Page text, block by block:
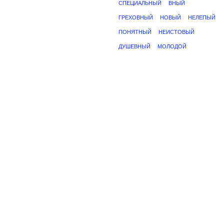
СПЕЦИАЛЬНЫЙ ВНЫЙ
ГРЕХОВНЫЙ НОВЫЙ НЕЛЕПЫЙ
ПОНЯТНЫЙ НЕИСТОВЫЙ
ДУШЕВНЫЙ МОЛОДОЙ